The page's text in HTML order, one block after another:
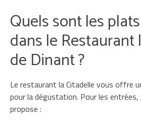
Quels sont les
dans le Restaurant
de Dinant ?
Le restaurant la Citadelle vous offre
pour la dégustation. Pour les entrées,
propose :